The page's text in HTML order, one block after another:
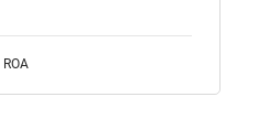
ROA